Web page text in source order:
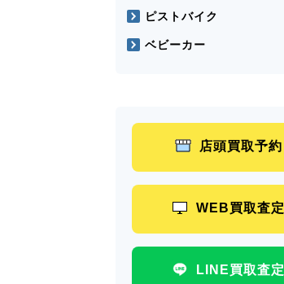
ピストバイク
ベビーカー
店頭買取予約
WEB買取査定
LINE買取査定